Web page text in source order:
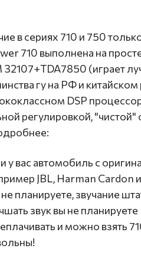
в сериях 710 и 750
710 выполнена на
32107+TDA7850 (играет
гу на РФ и
DSP
регулировкой,
у вас автомобиль с
JBL, Harman Cardon
планируете, звучание
звук вы не планируете
и можно взять